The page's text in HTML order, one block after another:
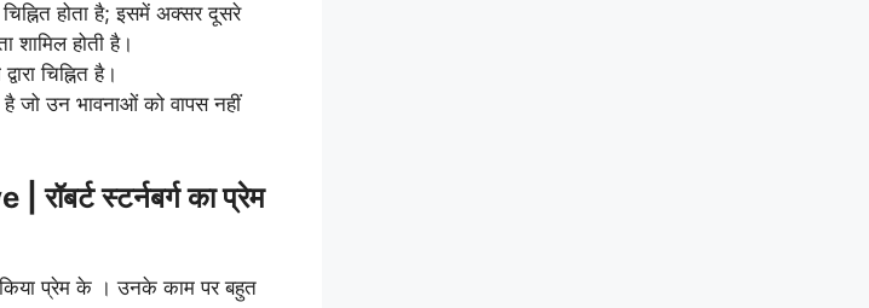
होता है; इसमें अक्सर दूसरे
शामिल होती है।
चिह्नित है।
जो उन भावनाओं को वापस नहीं
स्टर्नबर्ग का प्रेम
किया प्रेम के । उनके काम पर बहुत